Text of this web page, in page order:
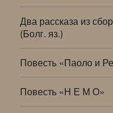
Два рассказа из
(Болг. яз.)
Повесть «Паоло и
Повесть «Н Е М О»